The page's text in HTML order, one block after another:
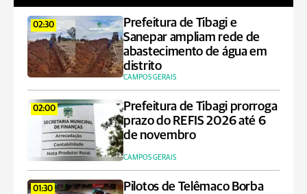
02:30
Prefeitura de Tibagi e
Sanepar ampliam rede de
abastecimento de água em
distrito
CAMPOS GERAIS
02:00
Prefeitura de Tibagi prorroga
prazo do REFIS 2026 até 6
de novembro
CAMPOS GERAIS
01:30
Pilotos de Telêmaco Borba